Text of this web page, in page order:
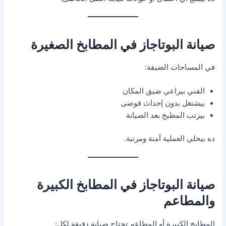
صيانة البوتاجاز في المطابخ الصغيرة
في المساحات الضيقة:
الفني بيراعي ضيق المكان
بيشتغل بدون إحداث فوضى
بيرتب المطبخ بعد الصيانة
ده بيخلي العملية آمنة ومرتبة.
صيانة البوتاجاز في المطابخ الكبيرة
والمطاعم
المطابخ الكبيرة أو المطاعم تحتاج صيانة دقيقة لكل: